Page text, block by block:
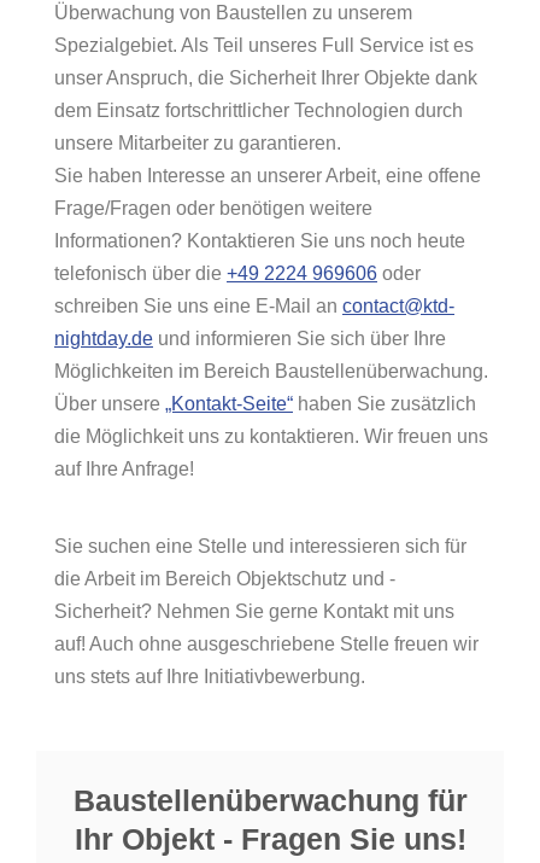
Überwachung von Baustellen zu unserem
Spezialgebiet. Als Teil unseres Full Service ist es
unser Anspruch, die Sicherheit Ihrer Objekte dank
dem Einsatz fortschrittlicher Technologien durch
unsere Mitarbeiter zu garantieren.
Sie haben Interesse an unserer Arbeit, eine offene
Frage/Fragen oder benötigen weitere
Informationen? Kontaktieren Sie uns noch heute
telefonisch über die +49 2224 969606 oder
schreiben Sie uns eine E-Mail an contact@ktd-
nightday.de und informieren Sie sich über Ihre
Möglichkeiten im Bereich Baustellenüberwachung.
Über unsere „Kontakt-Seite“ haben Sie zusätzlich
die Möglichkeit uns zu kontaktieren. Wir freuen uns
auf Ihre Anfrage!
Sie suchen eine Stelle und interessieren sich für
die Arbeit im Bereich Objektschutz und -
Sicherheit? Nehmen Sie gerne Kontakt mit uns
auf! Auch ohne ausgeschriebene Stelle freuen wir
uns stets auf Ihre Initiativbewerbung.
Baustellenüberwachung für
Ihr Objekt - Fragen Sie uns!